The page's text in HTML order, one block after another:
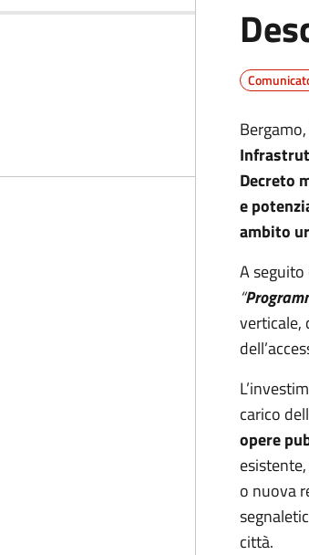
Decreto
e
ambito
A seguito
“
verticale,
carico
opere
o nuova
città.